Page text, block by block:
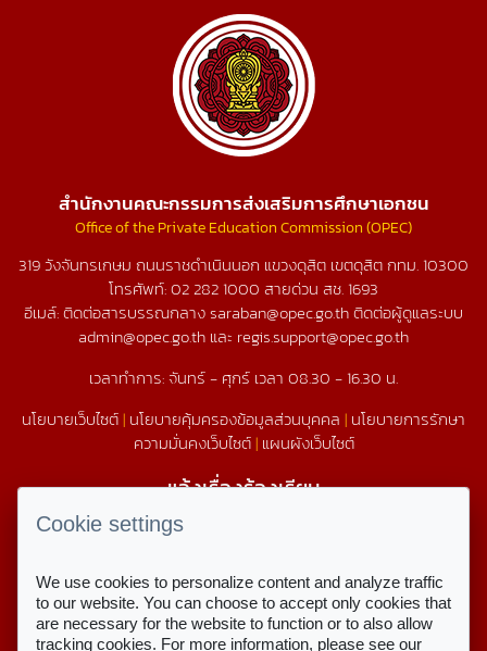
สำนักงานคณะกรรมการส่งเสริมการศึกษาเอกชน
Office of the Private Education Commission (OPEC)
319 วังจันทรเกษม ถนนราชดำเนินนอก แขวงดุสิต เขตดุสิต กทม. 10300
โทรศัพท์:02 282 1000 สายด่วน สช.1693
อีเมล์: ติดต่อสารบรรณกลาง saraban@opec.go.th ติดต่อผู้ดูแลระบบ
admin@opec.go.th และ regis.support@opec.go.th
เวลาทำการ: จันทร์ - ศุกร์ เวลา 08.30 - 16.30 น.
นโยบายเว็บไซต์| นโยบายคุ้มครองข้อมูลส่วนบุคคล | นโยบายการรักษา
ความมั่นคงเว็บไซต์| แผนผังเว็บไซต์
แจ้งเรื่องร้องเรียน
1579
สถิติการใช้งานเว็บไซต์
สถิติการเข้าชม
Cookie settings
We use cookies to personalize content and analyze traffic
to our website. You can choose to accept only cookies that
are necessary for the website to function or to also allow
tracking cookies. For more information, please see our